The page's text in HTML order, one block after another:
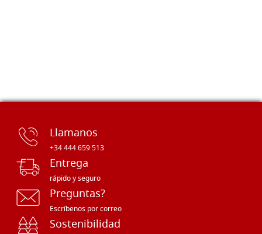
Llamanos
+34 444 659 513
Entrega
rápido y seguro
Preguntas?
Escríbenos por correo
Sostenibilidad